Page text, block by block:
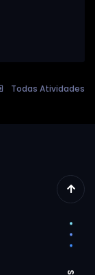
Todas Atividades